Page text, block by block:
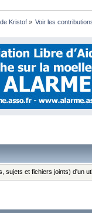
Kristof» Voir les
et fichiers joints) d'un